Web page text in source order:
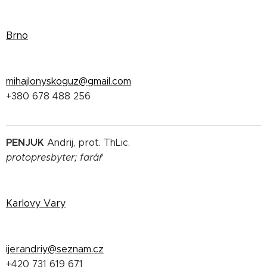
Brno
mihajlonyskoguz@gmail.com
+380 678 488 256
PENJUK Andrij, prot. ThLic.
protopresbyter; farář
Karlovy Vary
ijerandriy@seznam.cz
+420 731 619 671